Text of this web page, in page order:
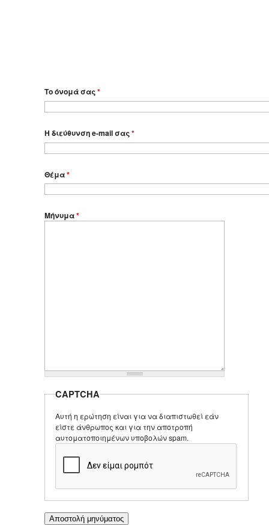
Το όνομά σας*
Η διεύθυνση e-mail σας*
Θέμα*
Μήνυμα*
CAPTCHA
Αυτή η ερώτηση είναι για να διαπιστωθεί εάν
είστε άνθρωπος και για την αποτροπή
αυτοματοποιημένων υποβολών spam.